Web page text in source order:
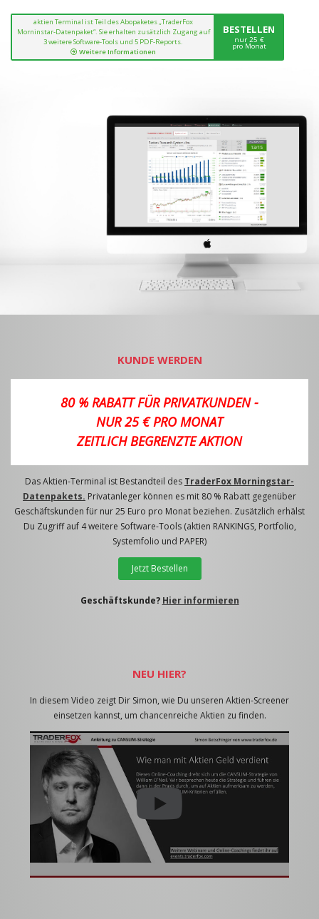
aktien Terminal ist Teil des Abopaketes „TraderFox
Morninstar-Datenpaket“. Sie erhalten zusätzlich Zugang auf
3 weitere Software-Tools und 5 PDF-Reports.
Weitere Informationen
BESTELLEN
nur 25 €
pro Monat
KUNDE WERDEN
80 % RABATT FÜR PRIVATKUNDEN -
NUR 25 € PRO MONAT
ZEITLICH BEGRENZTE AKTION
Das Aktien-Terminal ist Bestandteil des TraderFox Morningstar-
Datenpakets. Privatanleger können es mit 80 % Rabatt gegenüber
Geschäftskunden für nur 25 Euro pro Monat beziehen. Zusätzlich erhälst
Du Zugriff auf 4 weitere Software-Tools (aktien RANKINGS, Portfolio,
Systemfolio und PAPER)
Jetzt Bestellen
Geschäftskunde? Hier informieren
NEU HIER?
In diesem Video zeigt Dir Simon, wie Du unseren Aktien-Screener
einsetzen kannst, um chancenreiche Aktien zu finden.